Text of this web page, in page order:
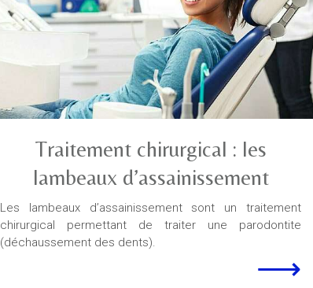
Traitement chirurgical : les
lambeaux d’assainissement
Les lambeaux d’assainissement sont un traitement
chirurgical permettant de traiter une parodontite
(déchaussement des dents).
⟶